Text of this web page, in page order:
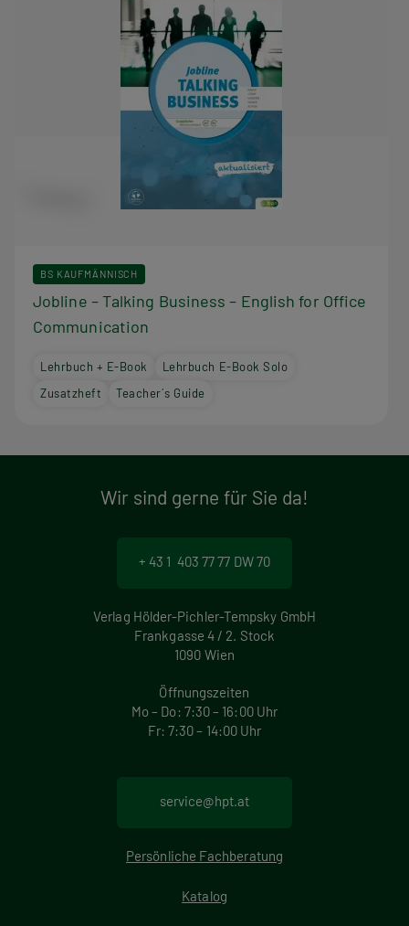
BS KAUFMÄNNISCH
Jobline – Talking Business – English for Office
Communication
Lehrbuch + E-Book
Lehrbuch E-Book Solo
Zusatzheft
Teacher´s Guide
Wir sind gerne für Sie da!
+ 43 1 403 77 77 DW 70
Verlag Hölder-Pichler-Tempsky GmbH
Frankgasse 4 / 2. Stock
1090 Wien
Öffnungszeiten
Mo – Do: 7:30 – 16:00 Uhr
Fr: 7:30 – 14:00 Uhr
service@hpt.at
Persönliche Fachberatung
Katalog